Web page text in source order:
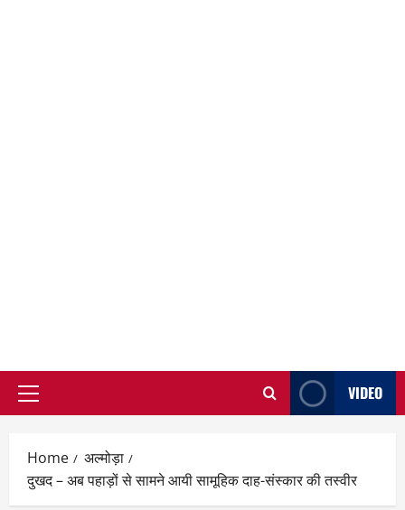
Primary
VIDEO
Home
अल्मोड़ा
दुखद – अब पहाड़ों से सामने आयी सामूहिक दाह-संस्कार की तस्वीर